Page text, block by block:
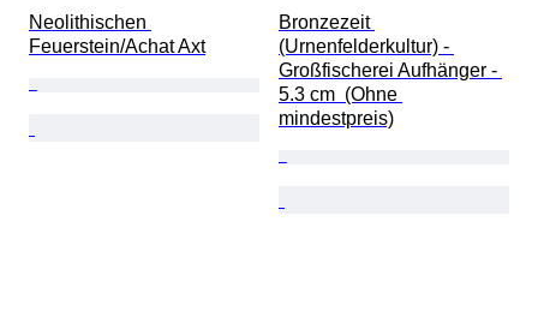
Neolithischen
Feuerstein/Achat Axt
Bronzezeit
(Urnenfelderkultur) -
Großfischerei Aufhänger -
5.3 cm  (Ohne
mindestpreis)